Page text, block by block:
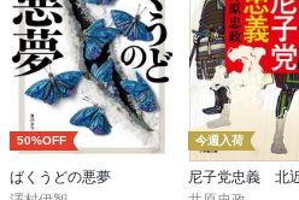
50%OFF
ばくうどの悪夢
今週入荷